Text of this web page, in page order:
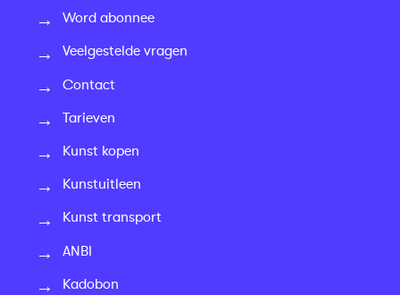
Word abonnee
Veelgestelde vragen
Contact
Tarieven
Kunst kopen
Kunstuitleen
Kunst transport
ANBI
Kadobon